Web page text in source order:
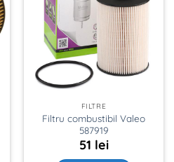
FILTRE
Filtru combustibil Valeo
587919
51 lei